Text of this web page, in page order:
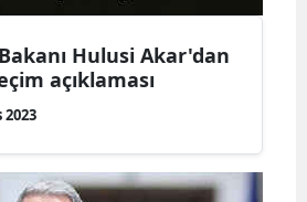
Hulusi Akar'dan
açıklaması
2023